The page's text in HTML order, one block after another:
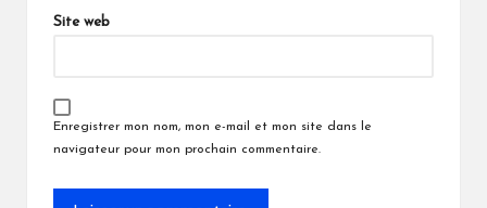
Site web
Enregistrer mon nom, mon e-mail et mon site dans le
navigateur pour mon prochain commentaire.